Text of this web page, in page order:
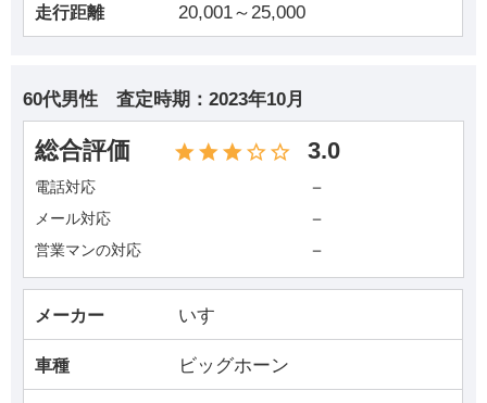
走行距離 20,001～25,000
60代男性 査定時期： 2023年10月
総合評価 3.0
電話対応 －
メール対応 －
営業マンの対応 －
メーカー いすゞ
車種 ビッグホーン